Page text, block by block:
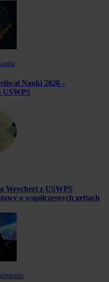
Nauki 2026 –
USWPS
Weychert z USWPS
o współczesnych gettach